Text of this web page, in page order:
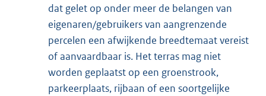
dat gelet op onder meer de belangen van
eigenaren/gebruikers van aangrenzende
percelen een afwijkende breedtemaat vereist
of aanvaardbaar is. Het terras mag niet
worden geplaatst op een groenstrook,
parkeerplaats, rijbaan of een soortgelijke